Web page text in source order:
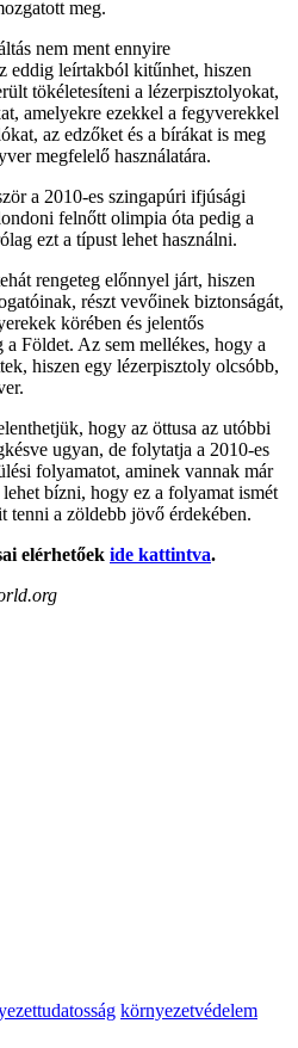
meg.
nem ment ennyire
eddig leírtakból kitűnhet, hiszen
tökéletesíteni a lézerpisztolyokat,
amelyekre ezekkel a fegyverekkel
az edzőket és a bírákat is meg
megfelelő használatára.
a 2010-es szingapúri ifjúsági
felnőtt olimpia óta pedig a
ezt a típust lehet használni.
rengeteg előnnyel járt, hiszen
részt vevőinek biztonságát,
körében és jelentős
Földet. Az sem mellékes, hogy a
hiszen egy lézerpisztoly olcsóbb,
hogy az öttusa az utóbbi
ugyan, de folytatja a 2010-es
folyamatot, aminek vannak már
bízni, hogy ez a folyamat ismét
tenni a zöldebb jövő érdekében.
elérhetőek ide kattintva.
környezetvédelem